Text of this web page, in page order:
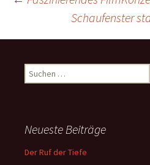
Beitrags-
Schaufenster
Suchen
nach:
Neueste Beiträge
Der Ruf der Tiefe